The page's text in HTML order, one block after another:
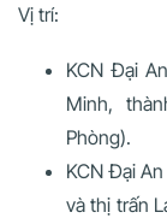
Vị trí:
KCN Đại
Minh,
Phòng).
KCN Đại
và thị trấn